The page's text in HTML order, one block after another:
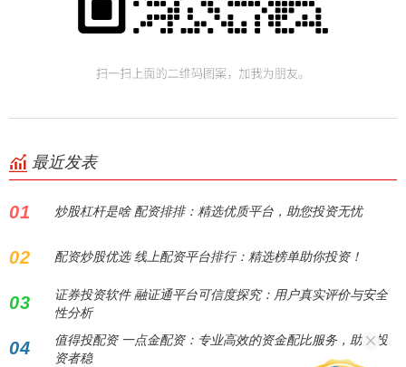
最近发表
01 炒股杠杆是啥 配资排排：精选优质平台，助您投资无忧
02 配资炒股优选 线上配资平台排行：精选榜单助你投资！
03
证券投资软件 融证通平台可信度探究：用户真实评价与安全
性分析
04
值得投配资 一点金配资：专业高效的资金配比服务，助力投
资者稳